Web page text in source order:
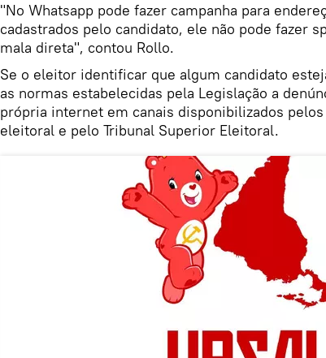
"No Whatsapp pode fazer campanha para
cadastrados pelo candidato, ele não pode fazer
mala direta", contou Rollo.
Se o eleitor identificar que algum candidato
as normas estabelecidas pela Legislação a
própria internet em canais disponibilizados pelos
eleitoral e pelo Tribunal Superior Eleitoral.